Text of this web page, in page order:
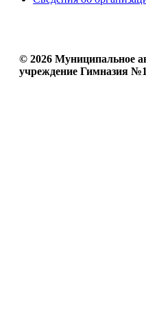
© 2026 Муниципальное
учреждение Гимназия